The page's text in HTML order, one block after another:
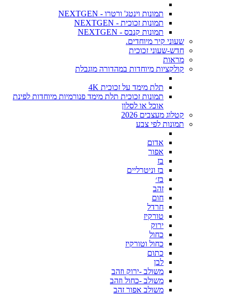
תמונות וינטג' ורטרו - NEXTGEN
תמונות זכוכית - NEXTGEN
תמונות קנבס - NEXTGEN
שעוני קיר מיוחדים.
חדש-שעוני זכוכית
מראות
קולקציות מיוחדות במהדורה מוגבלת
תלת מימד על זכוכית 4K
תמונות זכוכית תלת מימד פנורמיות מיוחדות לפינת
אוכל או לסלון
קטלוג מעצבים 2026
תמונות לפי צבע
אדום
אפור
בז
בז וניטרליים
בז׳
זהב
חום
חרדל
טורקיז
ירוק
כחול
כחול וטורקיז
כתום
לבן
משולב -ירוק וזהב
משולב -כחול וזהב
משולב אפור זהב